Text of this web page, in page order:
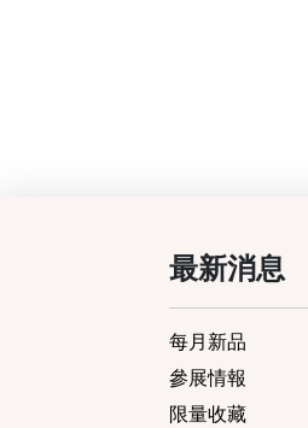
最新消息
每月新品
參展情報
限量收藏